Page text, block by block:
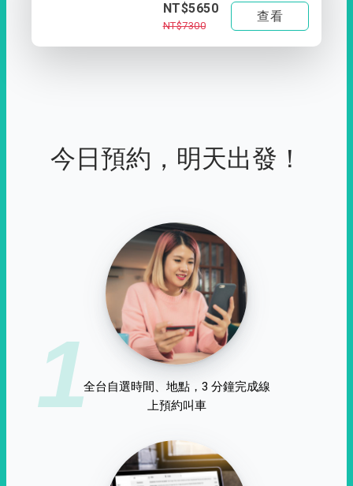
NT$5650
NT$7300
查看
今日預約，明天出發！
1全台自選時間、地點，3 分鐘完成線
上預約叫車